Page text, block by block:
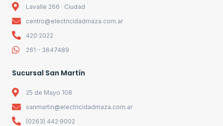
Lavalle 266 · Ciudad
centro@electricidadmaza.com.ar
420·2022
261 - 3647489
Sucursal San Martín
25 de Mayo 108
sanmartin@electricidadmaza.com.ar
(0263) 442·9002